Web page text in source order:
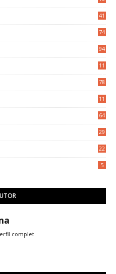
41
74
94
11
78
11
64
29
22
5
complet